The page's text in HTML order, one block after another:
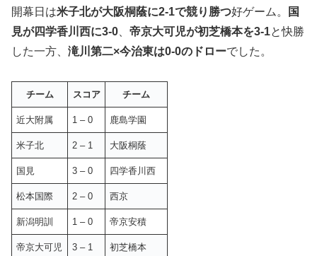
開幕日は米子北が大阪桐蔭に2-1で競り勝つ好ゲーム。
国
見が四学香川西に3-0
帝京大可児が初芝橋本を3-1と快勝
した一方、 滝川第二×今治東は0-0のドローでした。
チーム スコア チーム
近大附属 1 – 0 鹿島学園
米子北 2 – 1 大阪桐蔭
国見 3 – 0 四学香川西
松本国際 2 – 0 西京
新潟明訓 1 – 0 帝京安積
帝京大可児 3 – 1 初芝橋本